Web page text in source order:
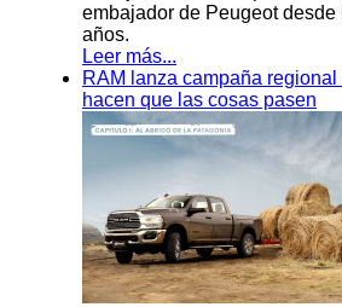
embajador de Peugeot desde
años.
Leer más...
RAM lanza campaña
hacen que las cosas pasen